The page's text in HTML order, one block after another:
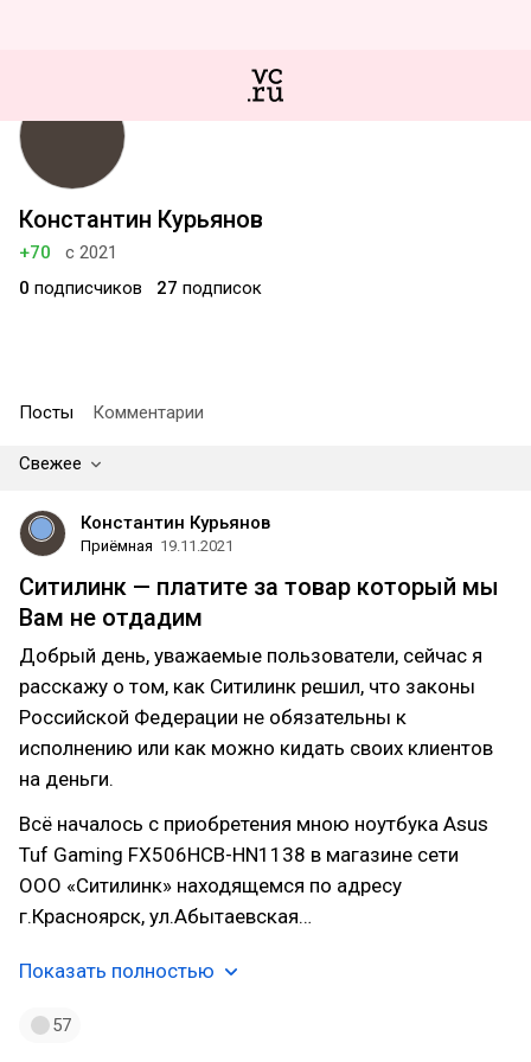
Константин Курьянов
+70
с 2021
0 подписчиков 27 подписок
Посты Комментарии
Свежее
Константин Курьянов
Приёмная 19.11.2021
Ситилинк — платите за товар который мы
Вам не отдадим
Добрый день, уважаемые пользователи, сейчас я
расскажу о том, как Ситилинк решил, что законы
Российской Федерации не обязательны к
исполнению или как можно кидать своих клиентов
на деньги.
Всё началось с приобретения мною ноутбука Asus
Tuf Gaming FX506HCB-HN1138 в магазине сети
ООО «Ситилинк» находящемся по адресу
г.Красноярск, ул.Абытаевская…
Показать полностью
57